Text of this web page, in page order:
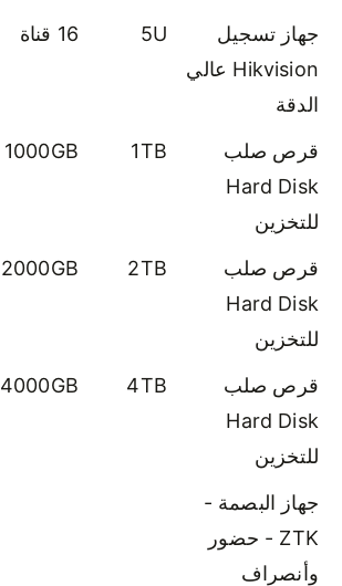
جهاز تسجيل
Hikvision عالي
الدقة
5U 16 قناة
قرص صلب
Hard Disk
للتخزين
1TB
1000GB
قرص صلب
Hard Disk
للتخزين
2TB
2000GB
قرص صلب
Hard Disk
للتخزين
4TB
4000GB
جهاز البصمة -
ZTK - حضور
وأنصراف